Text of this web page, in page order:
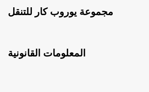
مجموعة يوروب كار للتنقل
المعلومات القانونية